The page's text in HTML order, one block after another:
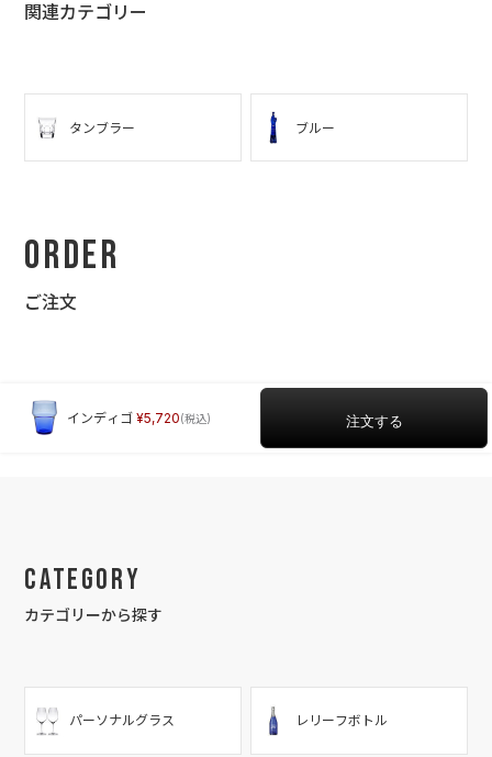
関連カテゴリー
タンブラー ブルー
Order
ご注文
インディゴ 5,720
Category
カテゴリーから探す
パーソナルグラス レリーフボトル